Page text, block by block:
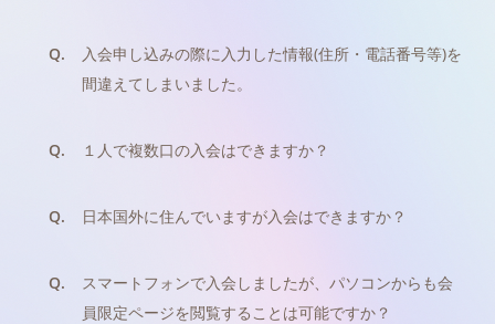
Q.
入会申し込みの際に入力した情報(住所・電話番号等)を
間違えてしまいました。
Q. １人で複数口の入会はできますか？
Q. 日本国外に住んでいますが入会はできますか？
Q.
スマートフォンで入会しましたが、パソコンからも会
員限定ページを閲覧することは可能ですか？